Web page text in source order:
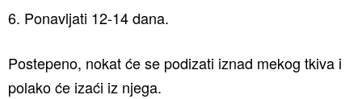
6. Ponavljati 12-14 dana.
Postepeno, nokat će se podizati iznad mekog tkiva i
polako će izaći iz njega.